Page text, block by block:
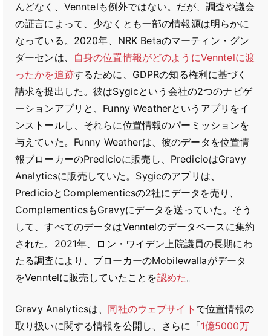
んどなく、Venntelも例外ではない。だが、調査や議会
の証言によって、少なくとも一部の情報源は明らかに
なっている。2020年、NRK Betaのマーティン・グン
ダーセンは、
自身の位置情報がどのようにVenntelに渡
ったかを追跡するために、GDPRの知る権利に基づく
請求を提出した。彼はSygicという会社の2つのナビゲ
ーションアプリと、Funny Weatherというアプリをイ
ンストールし、それらに位置情報のパーミッションを
与えていた。Funny Weatherは、彼のデータを位置情
報ブローカーのPredicioに販売し、PredicioはGravy
Analyticsに販売していた。Sygicのアプリは、
PredicioとComplementicsの2社にデータを売り、
ComplementicsもGravyにデータを送っていた。そう
して、すべてのデータはVenntelのデータベースに集約
された。2021年、ロン・ワイデン上院議員の長期にわ
たる調査により、ブローカーのMobilewallaがデータ
をVenntelに販売していたことを認めた。
Gravy Analyticsは、 同社のウェブサイト で位置情報の
取り扱いに関する情報を公開し、さらに「1億5000万